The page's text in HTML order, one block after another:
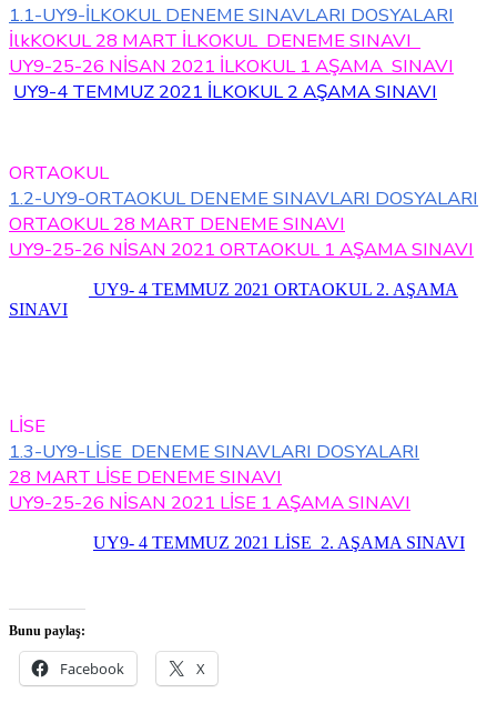
1.1-UY9-İLKOKUL DENEME SINAVLARI DOSYALARI
İlkKOKUL 28 MART İLKOKUL DENEME SINAVI
UY9-25-26 NİSAN 2021 İLKOKUL 1 AŞAMA SINAVI
UY9-4 TEMMUZ 2021 İLKOKUL 2 AŞAMA SINAVI
ORTAOKUL
1.2-UY9-ORTAOKUL DENEME SINAVLARI DOSYALARI
ORTAOKUL 28 MART DENEME SINAVI
UY9-25-26 NİSAN 2021 ORTAOKUL 1 AŞAMA SINAVI
UY9- 4 TEMMUZ 2021 ORTAOKUL 2. AŞAMA
SINAVI
LİSE
1.3-UY9-LİSE DENEME SINAVLARI DOSYALARI
28 MART LİSE DENEME SINAVI
UY9-25-26 NİSAN 2021 LİSE 1 AŞAMA SINAVI
UY9- 4 TEMMUZ 2021 LİSE 2. AŞAMA SINAVI
Bunu paylaş:
Facebook X